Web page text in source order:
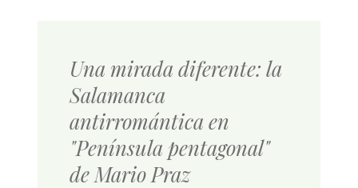
Una mirada diferente: la
Salamanca
antirromántica en
"Península pentagonal"
de Mario Praz